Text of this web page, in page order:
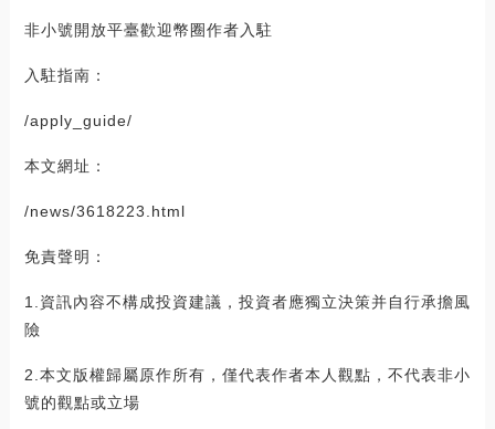
非小號開放平臺歡迎幣圈作者入駐
入駐指南：
/apply_guide/
本文網址：
/news/3618223.html
免責聲明：
1.資訊內容不構成投資建議，投資者應獨立決策并自行承擔風
險
2.本文版權歸屬原作所有，僅代表作者本人觀點，不代表非小
號的觀點或立場